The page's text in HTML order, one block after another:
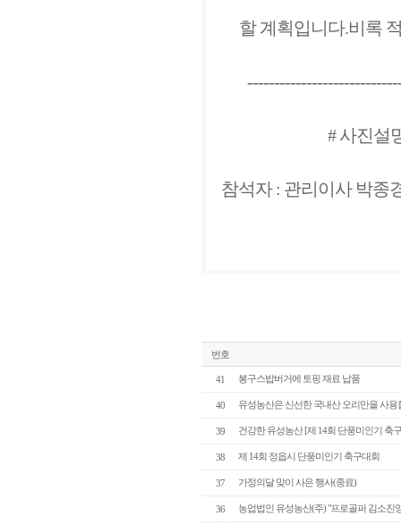
할 계획입니다.비록
# 사진설
참석자 : 관리이사 박종
번호
41 봉구스밥버거에 토핑 재료 납품
40 유성농산은 신선한 국내산 오리만을 사용
39 건강한 유성농산 [제 14회 단풍미인기 축
38 제 14회 정읍시 단풍미인기 축구대회
37 가정의달 맞이 사은 행사(종료)
36 농업법인 유성농산(주) "프로골퍼 김소진